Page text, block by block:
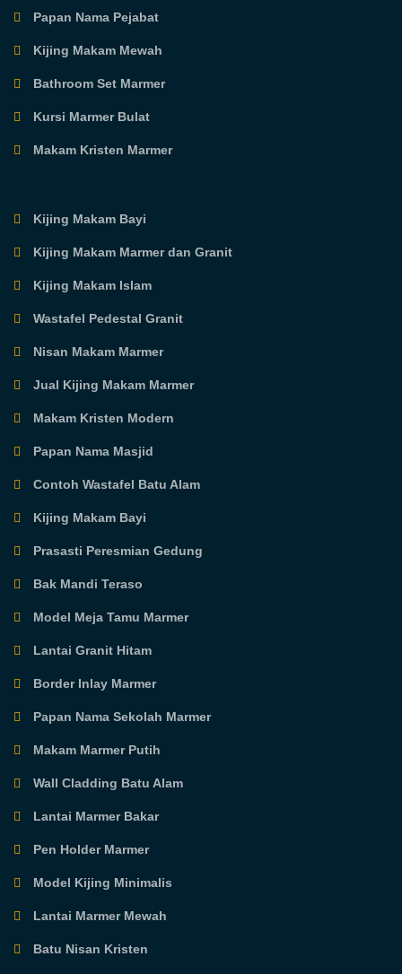
Papan Nama Pejabat
Kijing Makam Mewah
Bathroom Set Marmer
Kursi Marmer Bulat
Makam Kristen Marmer
Kijing Makam Bayi
Kijing Makam Marmer dan Granit
Kijing Makam Islam
Wastafel Pedestal Granit
Nisan Makam Marmer
Jual Kijing Makam Marmer
Makam Kristen Modern
Papan Nama Masjid
Contoh Wastafel Batu Alam
Kijing Makam Bayi
Prasasti Peresmian Gedung
Bak Mandi Teraso
Model Meja Tamu Marmer
Lantai Granit Hitam
Border Inlay Marmer
Papan Nama Sekolah Marmer
Makam Marmer Putih
Wall Cladding Batu Alam
Lantai Marmer Bakar
Pen Holder Marmer
Model Kijing Minimalis
Lantai Marmer Mewah
Batu Nisan Kristen